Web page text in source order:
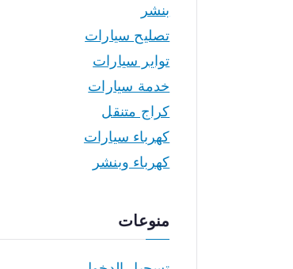
بنشر
تصليح سيارات
تواير سيارات
خدمة سيارات
كراج متنقل
كهرباء سيارات
كهرباء وبنشر
منوعات